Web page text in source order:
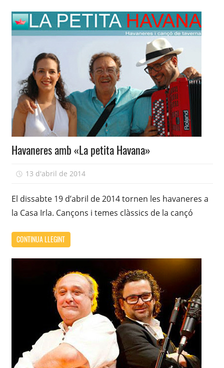
Havaneres amb «La petita Havana»
13 d'abril de 2014
El dissabte 19 d’abril de 2014 tornen les havaneres a
la Casa Irla. Cançons i temes clàssics de la cançó
CONTINUA LLEGINT